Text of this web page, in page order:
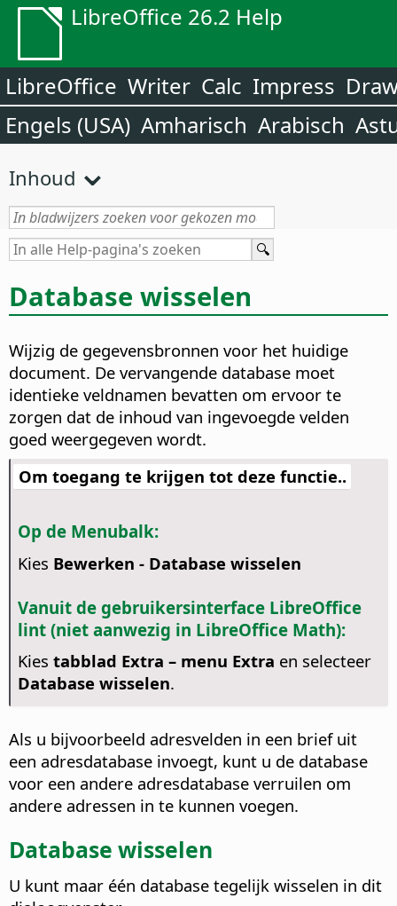
LibreOffice 26.2 Help
LibreOffice Writer Calc Impress
Engels (USA) Amharisch Arabisch
Inhoud
Database wisselen
Wijzig de gegevensbronnen voor het huidige
document. De vervangende database moet
identieke veldnamen bevatten om ervoor te
zorgen dat de inhoud van ingevoegde velden
goed weergegeven wordt.
Om toegang te krijgen tot deze functie..
Op de Menubalk:
Kies Bewerken - Database wisselen
Vanuit de gebruikersinterface LibreOffice
lint (niet aanwezig in LibreOffice Math):
Kies tabblad Extra – menu Extra en selecteer
Database wisselen.
Als u bijvoorbeeld adresvelden in een brief uit
een adresdatabase invoegt, kunt u de database
voor een andere adresdatabase verruilen om
andere adressen in te kunnen voegen.
Database wisselen
U kunt maar één database tegelijk wisselen in dit